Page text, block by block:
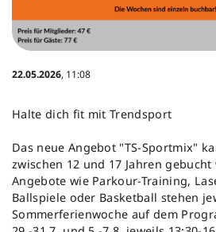
22.05.2026, 11:08
Halte dich fit mit Trendsport
Das neue Angebot "TS-Sportmix"
zwischen 12 und 17 Jahren
Angebote wie Parkour-Training,
Ballspiele oder Basketball stehen
Sommerferienwoche auf dem